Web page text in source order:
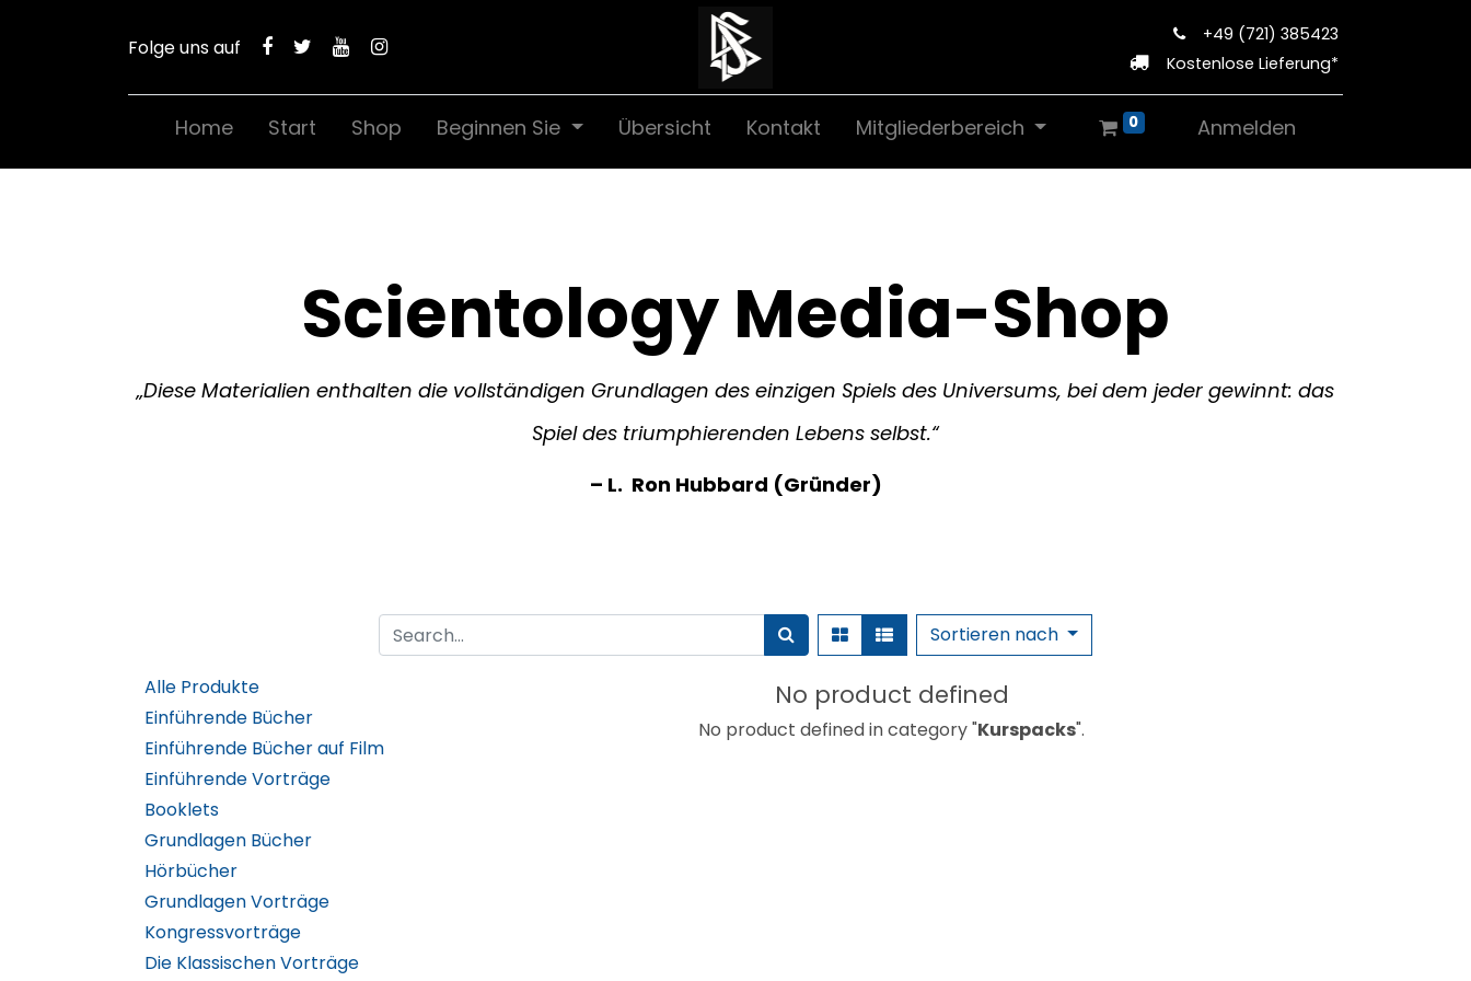
Folge uns auf
+49 (721) 385423
Kostenlose Lieferung*
Home Start Shop Beginnen Sie Übersicht Kontakt Mitgliederbereich 0 Anmelden
Scientology Media-Shop
„Diese Materialien enthalten die vollständigen Grundlagen des einzigen Spiels des Universums, bei dem jeder gewinnt: das
Spiel des triumphierenden Lebens selbst.“
– L. Ron Hubbard (Gründer)
Sortieren nach
Alle Produkte
Einführende Bücher
Einführende Bücher auf Film
Einführende Vorträge
Booklets
Grundlagen Bücher
Hörbücher
Grundlagen Vorträge
Kongressvorträge
Die Klassischen Vorträge
No product defined
No product defined in category "Kurspacks".